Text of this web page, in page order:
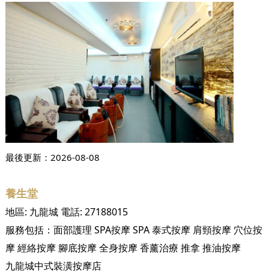
最後更新： 2026-08-08
養生堂
地區: 九龍城電話: 27188015
服務包括： 面部護理 SPA按摩SPA泰式按摩 肩頸按摩 穴位按
摩經絡按摩 腳底按摩全身按摩香薰治療 推拿推油按摩
九龍城中式裝潢按摩店